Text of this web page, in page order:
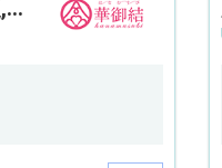
華御結高級廚師 (早更,中央廚房)*底薪可達20k* (5天工作週)